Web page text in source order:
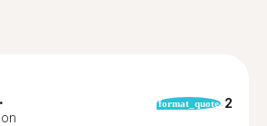
format_quote 2